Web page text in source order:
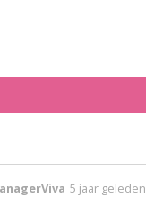
5 jaar geleden